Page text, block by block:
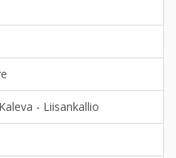
- Liisankallio